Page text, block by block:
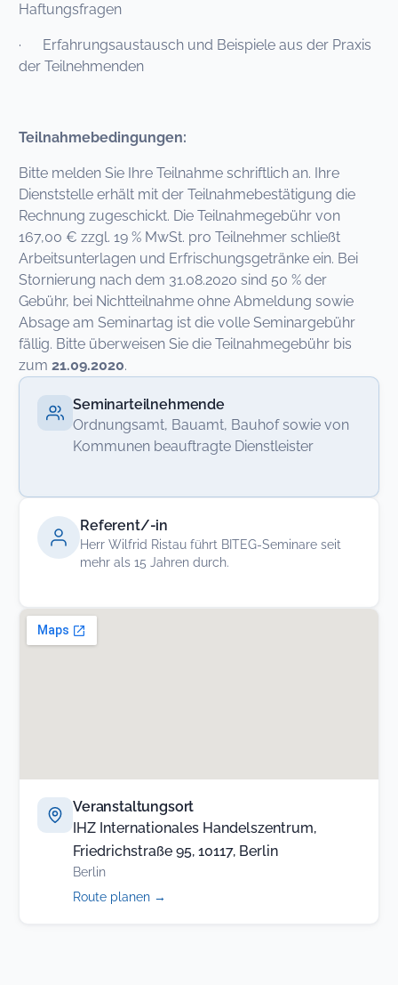
Haftungsfragen
· Erfahrungsaustausch und Beispiele aus der Praxis
der Teilnehmenden
Teilnahmebedingungen:
Bitte melden Sie Ihre Teilnahme schriftlich an. Ihre
Dienststelle erhält mit der Teilnahmebestätigung die
Rechnung zugeschickt. Die Teilnahmegebühr von
167,00 € zzgl. 19 % MwSt. pro Teilnehmer schließt
Arbeitsunterlagen und Erfrischungsgetränke ein. Bei
Stornierung nach dem 31.08.2020 sind 50 % der
Gebühr, bei Nichtteilnahme ohne Abmeldung sowie
Absage am Seminartag ist die volle Seminargebühr
fällig. Bitte überweisen Sie die Teilnahmegebühr bis
zum 21.09.2020.
Seminarteilnehmende
Ordnungsamt, Bauamt, Bauhof sowie von
Kommunen beauftragte Dienstleister
Referent/-in
Herr Wilfrid Ristau führt BITEG-Seminare seit
mehr als 15 Jahren durch.
Veranstaltungsort
IHZ Internationales Handelszentrum,
Friedrichstraße 95, 10117, Berlin
Berlin
Route planen →